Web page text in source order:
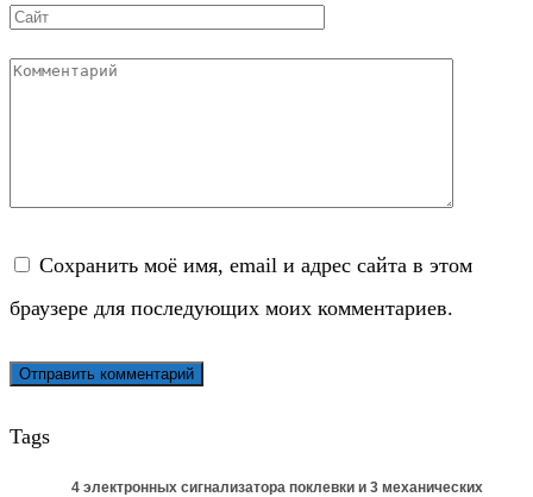
Сайт
Комментарий
Сохранить моё имя, email и адрес сайта в этом
браузере для последующих моих комментариев.
Tags
4 электронных сигнализатора поклевки и 3 механических